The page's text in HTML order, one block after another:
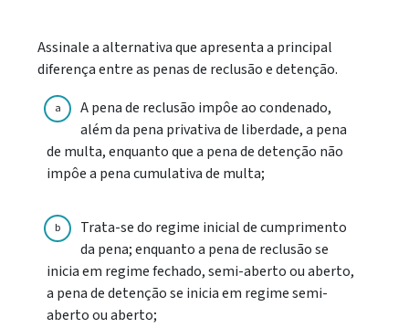
Assinale a alternativa que apresenta a principal
diferença entre as penas de reclusão e detenção.
a
A pena de reclusão impôe ao condenado,
além da pena privativa de liberdade, a pena
de multa, enquanto que a pena de detenção não
impôe a pena cumulativa de multa;
b
Trata-se do regime inicial de cumprimento
da pena; enquanto a pena de reclusão se
inicia em regime fechado, semi-aberto ou aberto,
a pena de detenção se inicia em regime semi-
aberto ou aberto;